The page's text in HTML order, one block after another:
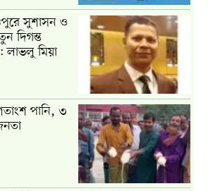
সুশাসন ও
দিগন্ত
লাভলু মিয়া
পানি, ৩